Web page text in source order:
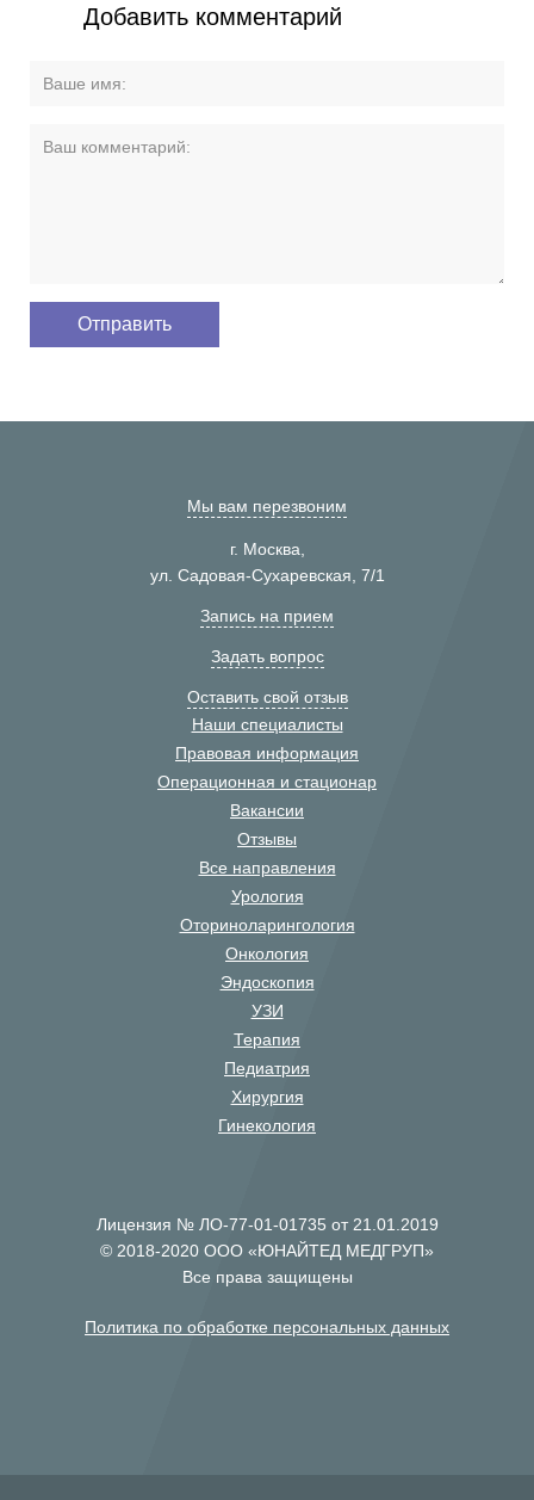
Добавить комментарий
Мы вам перезвоним
г. Москва,
ул. Садовая-Сухаревская, 7/1
Запись на прием
Задать вопрос
Оставить свой отзыв
Наши специалисты
Правовая информация
Операционная и стационар
Вакансии
Отзывы
Все направления
Урология
Оториноларингология
Онкология
Эндоскопия
УЗИ
Терапия
Педиатрия
Хирургия
Гинекология
Лицензия № ЛО-77-01-01735 от 21.01.2019
© 2018-2020 ООО «ЮНАЙТЕД МЕДГРУП»
Все права защищены
Политика по обработке персональных данных